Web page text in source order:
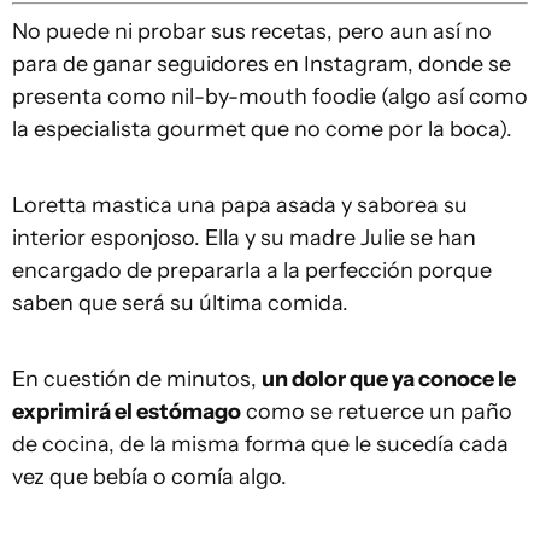
No puede ni probar sus recetas, pero aun así no
para de ganar seguidores en Instagram, donde se
presenta como nil-by-mouth foodie (algo así como
la especialista gourmet que no come por la boca).
Loretta mastica una papa asada y saborea su
interior esponjoso. Ella y su madre Julie se han
encargado de prepararla a la perfección porque
saben que será su última comida.
En cuestión de minutos, un dolor que ya conoce le
exprimirá el estómagocomo se retuerce un paño
de cocina, de la misma forma que le sucedía cada
vez que bebía o comía algo.